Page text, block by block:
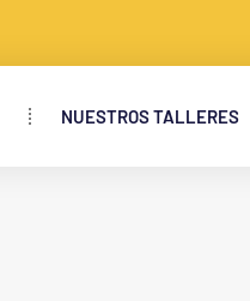
NUESTROS TALLERES